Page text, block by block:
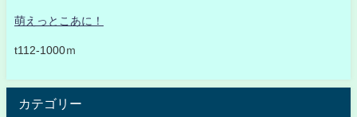
萌えっとこあに！
t112-1000ｍ
カテゴリー